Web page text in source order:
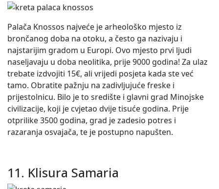
Palača Knossos najveće je arheološko mjesto iz
brončanog doba na otoku, a često ga nazivaju i
najstarijim gradom u Europi. Ovo mjesto prvi ljudi
naseljavaju u doba neolitika, prije 9000 godina! Za ulaz
trebate izdvojiti 15€, ali vrijedi posjeta kada ste već
tamo. Obratite pažnju na zadivljujuće freske i
prijestolnicu. Bilo je to središte i glavni grad Minojske
civilizacije, koji je cvjetao dvije tisuće godina. Prije
otprilike 3500 godina, grad je zadesio potres i
razaranja osvajača, te je postupno napušten.
11. Klisura Samaria